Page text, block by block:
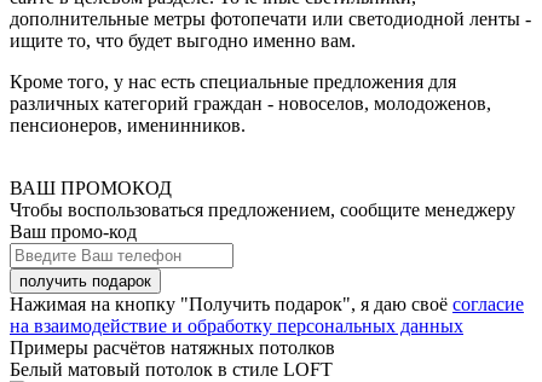
дополнительные метры фотопечати или светодиодной ленты -
ищите то, что будет выгодно именно вам.
Кроме того, у нас есть специальные предложения для
различных категорий граждан - новоселов, молодоженов,
пенсионеров, именинников.
ВАШ ПРОМОКОД
Чтобы воспользоваться предложением, сообщите менеджеру
Ваш промо-код
Нажимая на кнопку "Получить подарок", я даю своё согласие
на взаимодействие и обработку персональных данных
Примеры расчётов натяжных потолков
Белый матовый потолок в стиле LOFT